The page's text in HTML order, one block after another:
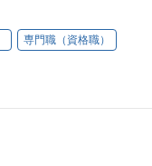
専門職（資格職）